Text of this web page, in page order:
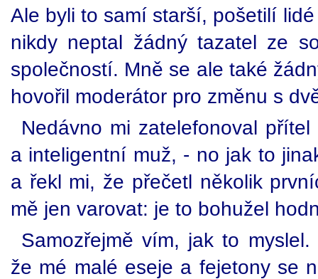
Ale byli to samí starší, pošetilí
nikdy neptal žádný tazatel ze
společností. Mně se ale také
hovořil moderátor pro změnu s
Nedávno mi zatelefonoval
a inteligentní muž, - no jak to
a řekl mi, že přečetl několik
mě jen varovat: je to bohužel
Samozřejmě vím, jak to
že mé malé eseje a fejetony se